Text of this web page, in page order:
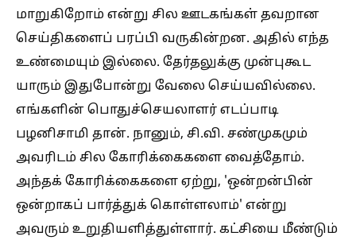
மாறுகிறோம் என்று சில ஊடகங்கள் தவறான
செய்திகளைப் பரப்பி வருகின்றன. அதில் எந்த
உண்மையும் இல்லை. தேர்தலுக்கு முன்புகூட
யாரும் இதுபோன்று வேலை செய்யவில்லை.
எங்களின் பொதுச்செயலாளர் எடப்பாடி
பழனிசாமி தான். நானும், சி.வி. சண்முகமும்
அவரிடம் சில கோரிக்கைகளை வைத்தோம்.
அந்தக் கோரிக்கைகளை ஏற்று, 'ஒன்றன்பின்
ஒன்றாகப் பார்த்துக் கொள்ளலாம்' என்று
அவரும் உறுதியளித்துள்ளார். கட்சியை மீண்டும்